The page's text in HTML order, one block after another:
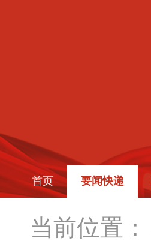
首页 要闻快递
当前位置：